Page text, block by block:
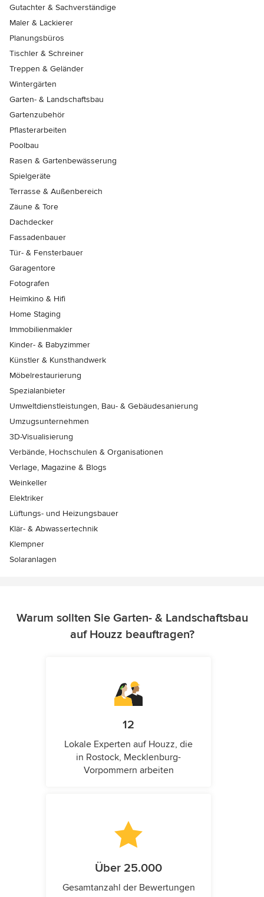
Gutachter & Sachverständige
Maler & Lackierer
Planungsbüros
Tischler & Schreiner
Treppen & Geländer
Wintergärten
Garten- & Landschaftsbau
Gartenzubehör
Pflasterarbeiten
Poolbau
Rasen & Gartenbewässerung
Spielgeräte
Terrasse & Außenbereich
Zäune & Tore
Dachdecker
Fassadenbauer
Tür- & Fensterbauer
Garagentore
Fotografen
Heimkino & Hifi
Home Staging
Immobilienmakler
Kinder- & Babyzimmer
Künstler & Kunsthandwerk
Möbelrestaurierung
Spezialanbieter
Umweltdienstleistungen, Bau- & Gebäudesanierung
Umzugsunternehmen
3D-Visualisierung
Verbände, Hochschulen & Organisationen
Verlage, Magazine & Blogs
Weinkeller
Elektriker
Lüftungs- und Heizungsbauer
Klär- & Abwassertechnik
Klempner
Solaranlagen
Warum sollten Sie Garten- & Landschaftsbau
auf Houzz beauftragen?
12
Lokale Experten auf Houzz, die
in Rostock, Mecklenburg-
Vorpommern arbeiten
Über 25.000
Gesamtanzahl der Bewertungen